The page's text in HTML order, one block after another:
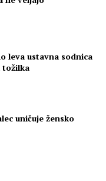
leva ustavna sodnica
tožilka
uničuje žensko